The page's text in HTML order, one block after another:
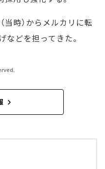
当時）からメルカリに転
などを担ってきた。